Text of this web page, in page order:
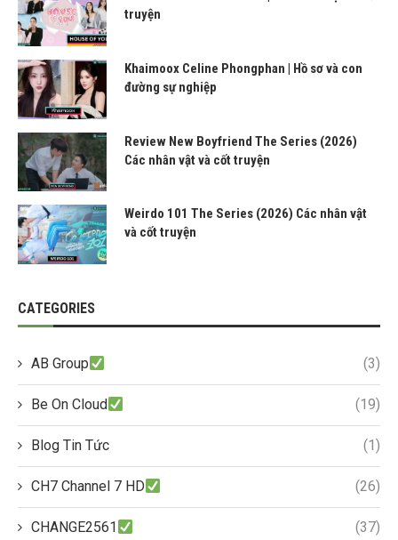
truyện
Khaimoox Celine Phongphan | Hồ sơ và con
đường sự nghiệp
Review New Boyfriend The Series (2026)
Các nhân vật và cốt truyện
Weirdo 101 The Series (2026) Các nhân vật
và cốt truyện
CATEGORIES
AB Group (3)
Be On Cloud (19)
Blog Tin Tức (1)
CH7 Channel 7 HD (26)
CHANGE2561 (37)